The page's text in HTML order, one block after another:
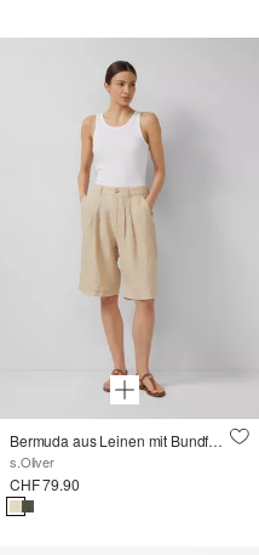
Bermuda aus Leinen mit Bundfalten
s.Oliver
CHF 79.90